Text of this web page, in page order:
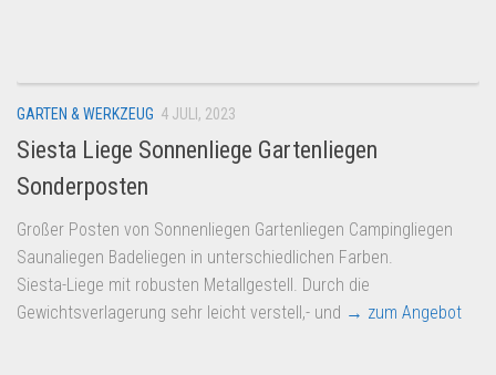
Amazon
Aldi
Lidl
Kostenlos verkaufen
Anmelden
Kostenlos Registrieren
GARTEN & WERKZEUG 4 JULI, 2023
Siesta Liege Sonnenliege Gartenliegen
Sonderposten
Großer Posten von Sonnenliegen Gartenliegen Campingliegen
Saunaliegen Badeliegen in unterschiedlichen Farben.
Siesta-Liege mit robusten Metallgestell. Durch die
Gewichtsverlagerung sehr leicht verstell,- und → zum Angebot